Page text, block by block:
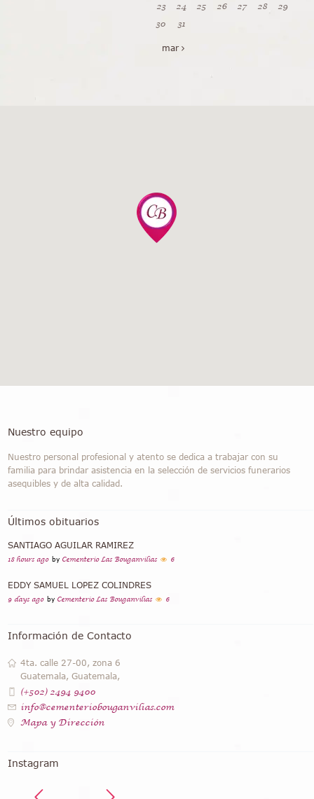
23
24 25 26 27 28
29
30
31
mar
Nuestro equipo
Nuestro personal profesional y atento se dedica a trabajar con su
familia para brindar asistencia en la selección de servicios funerarios
asequibles y de alta calidad.
Últimos obituarios
SANTIAGO AGUILAR RAMIREZ
18 hours ago by Cementerio Las Bouganvilias 6
EDDY SAMUEL LOPEZ COLINDRES
9 days ago by Cementerio Las Bouganvilias 6
Información de Contacto
4ta. calle 27-00, zona 6
Guatemala, Guatemala,
(+502) 2494 9400
info@cementeriobouganvilias.com
Mapa y Dirección
Instagram